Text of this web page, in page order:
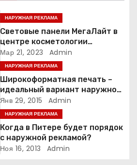
НАРУЖНАЯ РЕКЛАМА
Световые панели МегаЛайт в
центре косметологии
Гиалурон бай
Мар 21, 2023 Admin
НАРУЖНАЯ РЕКЛАМА
Широкоформатная печать –
идеальный вариант наружной
рекламы
Янв 29, 2015 Admin
НАРУЖНАЯ РЕКЛАМА
Когда в Питере будет порядок
с наружной рекламой?
Ноя 16, 2013 Admin